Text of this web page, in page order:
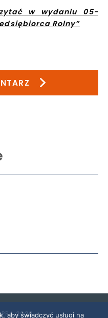
w wydaniu 05-
Rolny”
2026
aby świadczyć usługi na